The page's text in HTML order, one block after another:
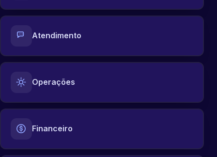
Atendimento
Operações
Financeiro